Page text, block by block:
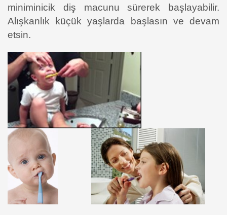
miniminicik diş macunu sürerek başlayabilir.
Alışkanlık küçük yaşlarda başlasın ve devam
etsin.